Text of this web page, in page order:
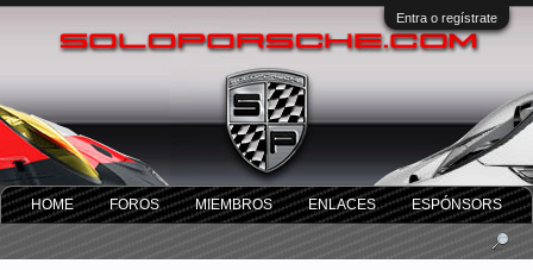
Entra o regístrate
HOME FOROS MIEMBROS ENLACES ESPÓNSORS